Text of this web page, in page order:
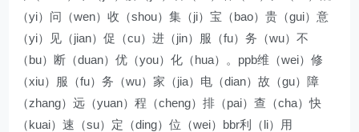
（yi）问（wen）收（shou）集（ji）宝（bao）贵（gui）意
（yi）见（jian）促（cu）进（jin）服（fu）务（wu）不
（bu）断（duan）优（you）化（hua）。ppb维（wei）修
（xiu）服（fu）务（wu）家（jia）电（dian）故（gu）障
（zhang）远（yuan）程（cheng）排（pai）查（cha）快
（kuai）速（su）定（ding）位（wei）bbr利（li）用